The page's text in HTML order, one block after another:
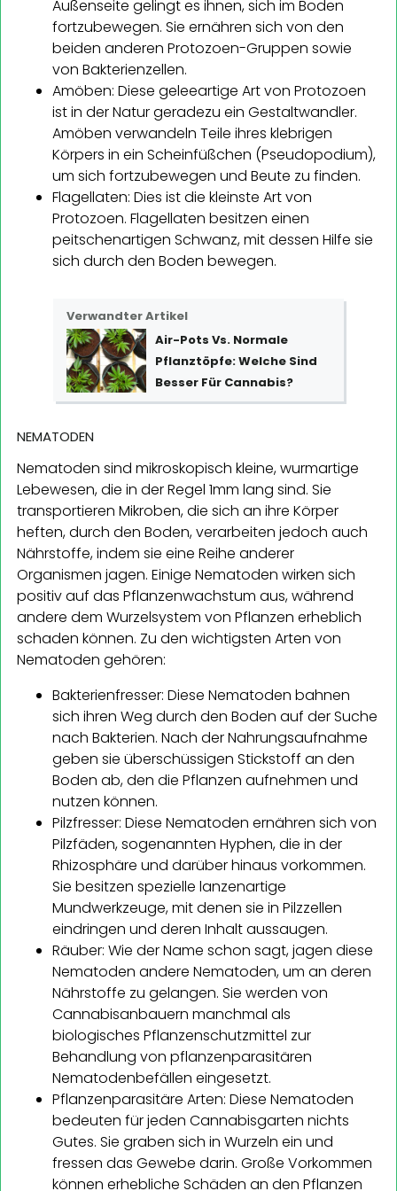
Außenseite gelingt es ihnen, sich im Boden
fortzubewegen. Sie ernähren sich von den
beiden anderen Protozoen-Gruppen sowie
von Bakterienzellen.
Amöben: Diese geleeartige Art von Protozoen
ist in der Natur geradezu ein Gestaltwandler.
Amöben verwandeln Teile ihres klebrigen
Körpers in ein Scheinfüßchen (Pseudopodium),
um sich fortzubewegen und Beute zu finden.
Flagellaten: Dies ist die kleinste Art von
Protozoen. Flagellaten besitzen einen
peitschenartigen Schwanz, mit dessen Hilfe sie
sich durch den Boden bewegen.
Verwandter Artikel
Air-Pots Vs. Normale
Pflanztöpfe: Welche Sind
Besser Für Cannabis?
NEMATODEN
Nematoden sind mikroskopisch kleine, wurmartige
Lebewesen, die in der Regel 1mm lang sind. Sie
transportieren Mikroben, die sich an ihre Körper
heften, durch den Boden, verarbeiten jedoch auch
Nährstoffe, indem sie eine Reihe anderer
Organismen jagen. Einige Nematoden wirken sich
positiv auf das Pflanzenwachstum aus, während
andere dem Wurzelsystem von Pflanzen erheblich
schaden können. Zu den wichtigsten Arten von
Nematoden gehören:
Bakterienfresser: Diese Nematoden bahnen
sich ihren Weg durch den Boden auf der Suche
nach Bakterien. Nach der Nahrungsaufnahme
geben sie überschüssigen Stickstoff an den
Boden ab, den die Pflanzen aufnehmen und
nutzen können.
Pilzfresser: Diese Nematoden ernähren sich von
Pilzfäden, sogenannten Hyphen, die in der
Rhizosphäre und darüber hinaus vorkommen.
Sie besitzen spezielle lanzenartige
Mundwerkzeuge, mit denen sie in Pilzzellen
eindringen und deren Inhalt aussaugen.
Räuber: Wie der Name schon sagt, jagen diese
Nematoden andere Nematoden, um an deren
Nährstoffe zu gelangen. Sie werden von
Cannabisanbauern manchmal als
biologisches Pflanzenschutzmittel zur
Behandlung von pflanzenparasitären
Nematodenbefällen eingesetzt.
Pflanzenparasitäre Arten: Diese Nematoden
bedeuten für jeden Cannabisgarten nichts
Gutes. Sie graben sich in Wurzeln ein und
fressen das Gewebe darin. Große Vorkommen
können erhebliche Schäden an den Pflanzen